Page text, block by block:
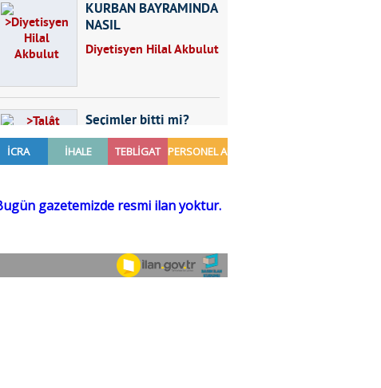
KURBAN BAYRAMINDA
NASIL
BESLENMELİYİZ?
Diyetisyen Hilal Akbulut
Seçimler bitti mi?
Talât Yörük
Sezgin MADRAN